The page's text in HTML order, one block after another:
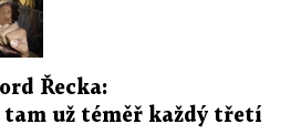
Řecka:
tam už téměř každý třetí